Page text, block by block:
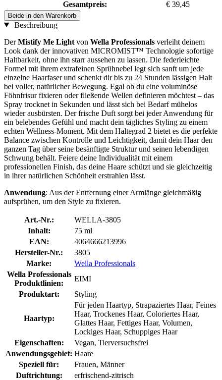
Gesamtpreis: € 39,45
Beide in den Warenkorb
Beschreibung
DerMistify Me Light von Wella Professionals verleiht deinem
Look dank der innovativen MICROMIST™ Technologie sofortige
Haltbarkeit, ohne ihn starr aussehen zu lassen. Die federleichte
Formel mit ihrem extrafeinen Sprühnebel legt sich sanft um jede
einzelne Haarfaser und schenkt dir bis zu 24 Stunden lässigen Halt
bei voller, natürlicher Bewegung. Egal ob du eine voluminöse
Föhnfrisur fixieren oder fließende Wellen definieren möchtest – das
Spray trocknet in Sekunden und lässt sich bei Bedarf mühelos
wieder ausbürsten. Der frische Duft sorgt bei jeder Anwendung für
ein belebendes Gefühl und macht dein tägliches Styling zu einem
echten Wellness-Moment. Mit dem Haltegrad 2 bietet es die perfekte
Balance zwischen Kontrolle und Leichtigkeit, damit dein Haar den
ganzen Tag über seine besänftigte Struktur und seinen lebendigen
Schwung behält. Feiere deine Individualität mit einem
professionellen Finish, das deine Haare schützt und sie gleichzeitig
in ihrer natürlichen Schönheit erstrahlen lässt.
Anwendung: Aus der Entfernung einer Armlänge gleichmäßig
aufsprühen, um den Style zu fixieren.
Art.-Nr.:
WELLA-3805
Inhalt:
75 ml
EAN:
4064666213996
Hersteller-Nr.:
3805
Marke:
Wella Professionals
Wella Professionals
Produktlinien:
EIMI
Produktart:
Styling
Haartyp:
Für jeden Haartyp, Strapaziertes Haar, Feines
Haar, Trockenes Haar, Coloriertes Haar,
Glattes Haar, Fettiges Haar, Volumen,
Lockiges Haar, Schuppiges Haar
Eigenschaften:
Vegan, Tierversuchsfrei
Anwendungsgebiet: Haare
Speziell für:
Frauen, Männer
Duftrichtung:
erfrischend-zitrisch